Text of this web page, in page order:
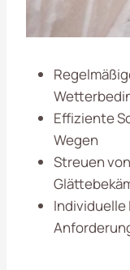
Effiziente
Wegen
Streuen